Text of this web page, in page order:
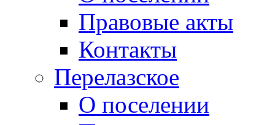
Правовые акты
Контакты
Перелазское
О поселении